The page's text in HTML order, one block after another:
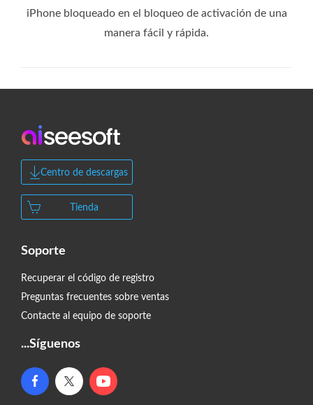
iPhone bloqueado en el bloqueo de activación de una
manera fácil y rápida.
Centro de descargas
Tienda
Soporte
Recuperar el código de registro
Preguntas frecuentes sobre ventas
Contacte al equipo de soporte
...Síguenos